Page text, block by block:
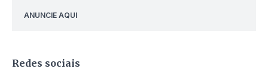
ANUNCIE AQUI
Redes sociais